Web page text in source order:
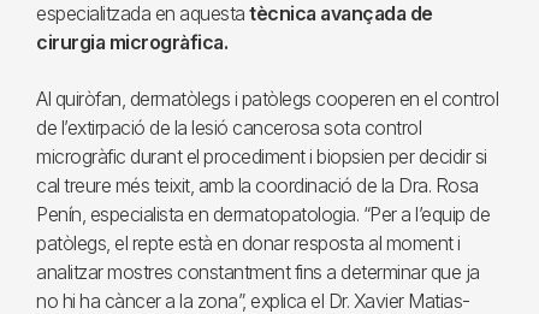
especialitzada en aquesta tècnica avançada de
cirurgia microgràfica.
Al quiròfan, dermatòlegs i patòlegs cooperen en el control
de l’extirpació de la lesió cancerosa sota control
microgràfic durant el procediment i biopsien per decidir si
cal treure més teixit, amb la coordinació de la Dra. Rosa
Penín, especialista en dermatopatologia. “Per a l’equip de
patòlegs, el repte està en donar resposta al moment i
analitzar mostres constantment fins a determinar que ja
no hi ha càncer a la zona”, explica el Dr. Xavier Matias-